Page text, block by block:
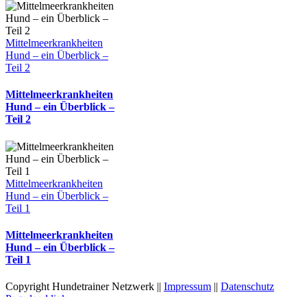
Mittelmeerkrankheiten
Hund – ein Überblick –
Teil 2
Mittelmeerkrankheiten
Hund – ein Überblick –
Teil 2
Mittelmeerkrankheiten
Hund – ein Überblick –
Teil 1
Mittelmeerkrankheiten
Hund – ein Überblick –
Teil 1
Copyright Hundetrainer Netzwerk || Impressum || Datenschutz